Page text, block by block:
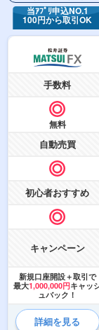
当ｱﾌﾟﾘ申込NO.1
100円から取引OK
手数料
無料
自動売買
初心者おすすめ
キャンペーン
新規口座開設＋取引で
最大1,000,000円キャッ
ュバック！
詳細を見る